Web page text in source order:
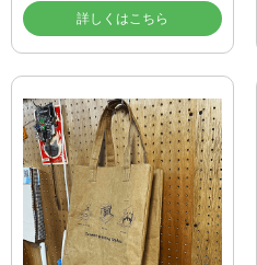
詳しくはこちら